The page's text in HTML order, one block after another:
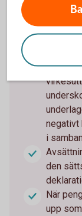
på ett
Lägsta
från
negativt
i
den
När
upp